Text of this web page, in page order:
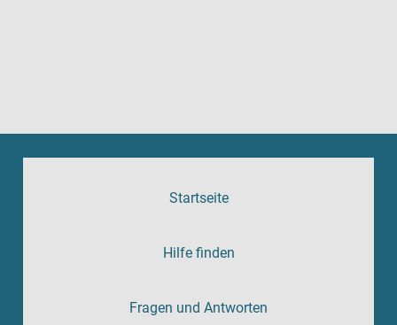
Startseite
Hilfe finden
Fragen und Antworten